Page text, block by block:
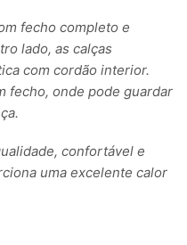
fecho completo e
lado, as calças
com cordão interior.
fecho, onde pode guardar
confortável e
uma excelente calor